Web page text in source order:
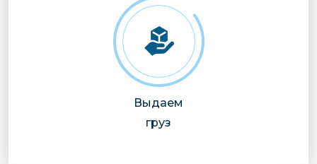
Выдаем
груз